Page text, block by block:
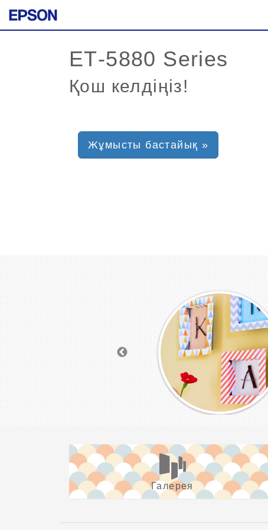
Қош келдіңіз!
Жұмысты бастайық »
Галерея